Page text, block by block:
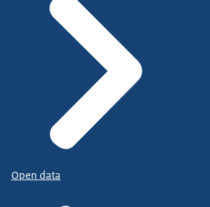
Open data